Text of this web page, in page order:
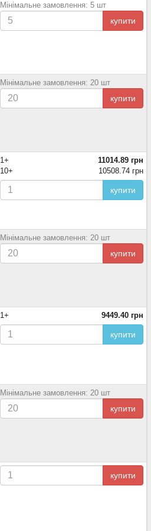
Мінімальне замовлення: 5 шт
купити
Мінімальне замовлення: 20 шт
купити
1+
11014.89 грн
10+
10508.74 грн
купити
Мінімальне замовлення: 20 шт
купити
1+ 9449.40 грн
купити
Мінімальне замовлення: 20 шт
купити
купити